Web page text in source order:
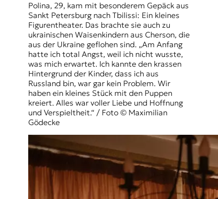
Polina, 29, kam mit besonderem Gepäck aus
Sankt Petersburg nach Tbilissi: Ein kleines
Figurentheater. Das brachte sie auch zu
ukrainischen Waisenkindern aus Cherson, die
aus der Ukraine geflohen sind. „Am Anfang
hatte ich total Angst, weil ich nicht wusste,
was mich erwartet. Ich kannte den krassen
Hintergrund der Kinder, dass ich aus
Russland bin, war gar kein Problem. Wir
haben ein kleines Stück mit den Puppen
kreiert. Alles war voller Liebe und Hoffnung
und Verspieltheit.“ / Foto © Maximilian
Gödecke